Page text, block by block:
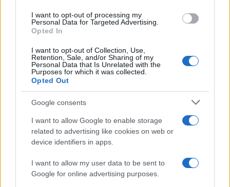
I want to opt-out of processing my
Personal Data for Targeted Advertising.
Opted In
I want to opt-out of Collection, Use,
Retention, Sale, and/or Sharing of my
Personal Data that Is Unrelated with the
Purposes for which it was collected.
Opted Out
Google consents
I want to allow Google to enable storage
related to advertising like cookies on web or
device identifiers in apps.
I want to allow my user data to be sent to
Google for online advertising purposes.
Entra nel canale telegram di
GalluraOggi.it
i tuoi video e le tue foto
Su WhatsApp al numero +39
345 356 7512
Ricevi le nostre ultime news